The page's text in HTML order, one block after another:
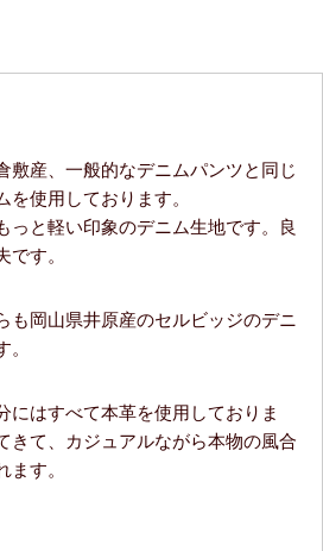
敷産、一般的なデニムパンツと同じ
を使用しております。
っと軽い印象のデニム生地です。良
です。
も岡山県井原産のセルビッジのデニ
にはすべて本革を使用しておりま
きて、カジュアルながら本物の風合
ます。